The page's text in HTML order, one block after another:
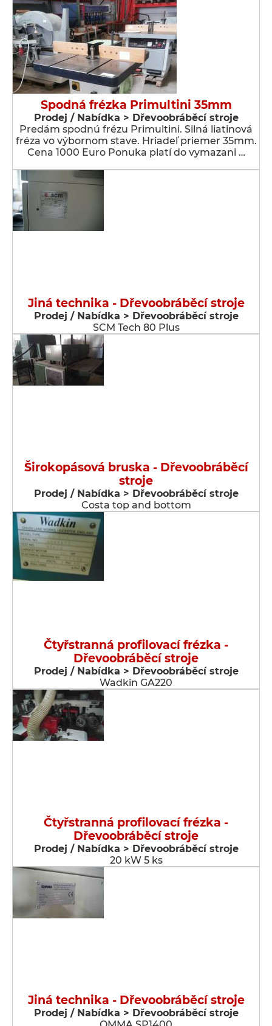
Spodná frézka Primultini 35mm
Prodej / Nabídka > Dřevoobráběcí stroje
Predám spodnú frézu Primultini. Silná liatinová
fréza vo výbornom stave. Hriadeľ priemer 35mm.
Cena 1000 Euro Ponuka platí do vymazani …
Jiná technika - Dřevoobráběcí stroje
Prodej / Nabídka > Dřevoobráběcí stroje
SCM Tech 80 Plus
Širokopásová bruska - Dřevoobráběcí
stroje
Prodej / Nabídka > Dřevoobráběcí stroje
Costa top and bottom
Čtyřstranná profilovací frézka -
Dřevoobráběcí stroje
Prodej / Nabídka > Dřevoobráběcí stroje
Wadkin GA220
Čtyřstranná profilovací frézka -
Dřevoobráběcí stroje
Prodej / Nabídka > Dřevoobráběcí stroje
20 kW 5 ks
Jiná technika - Dřevoobráběcí stroje
Prodej / Nabídka > Dřevoobráběcí stroje